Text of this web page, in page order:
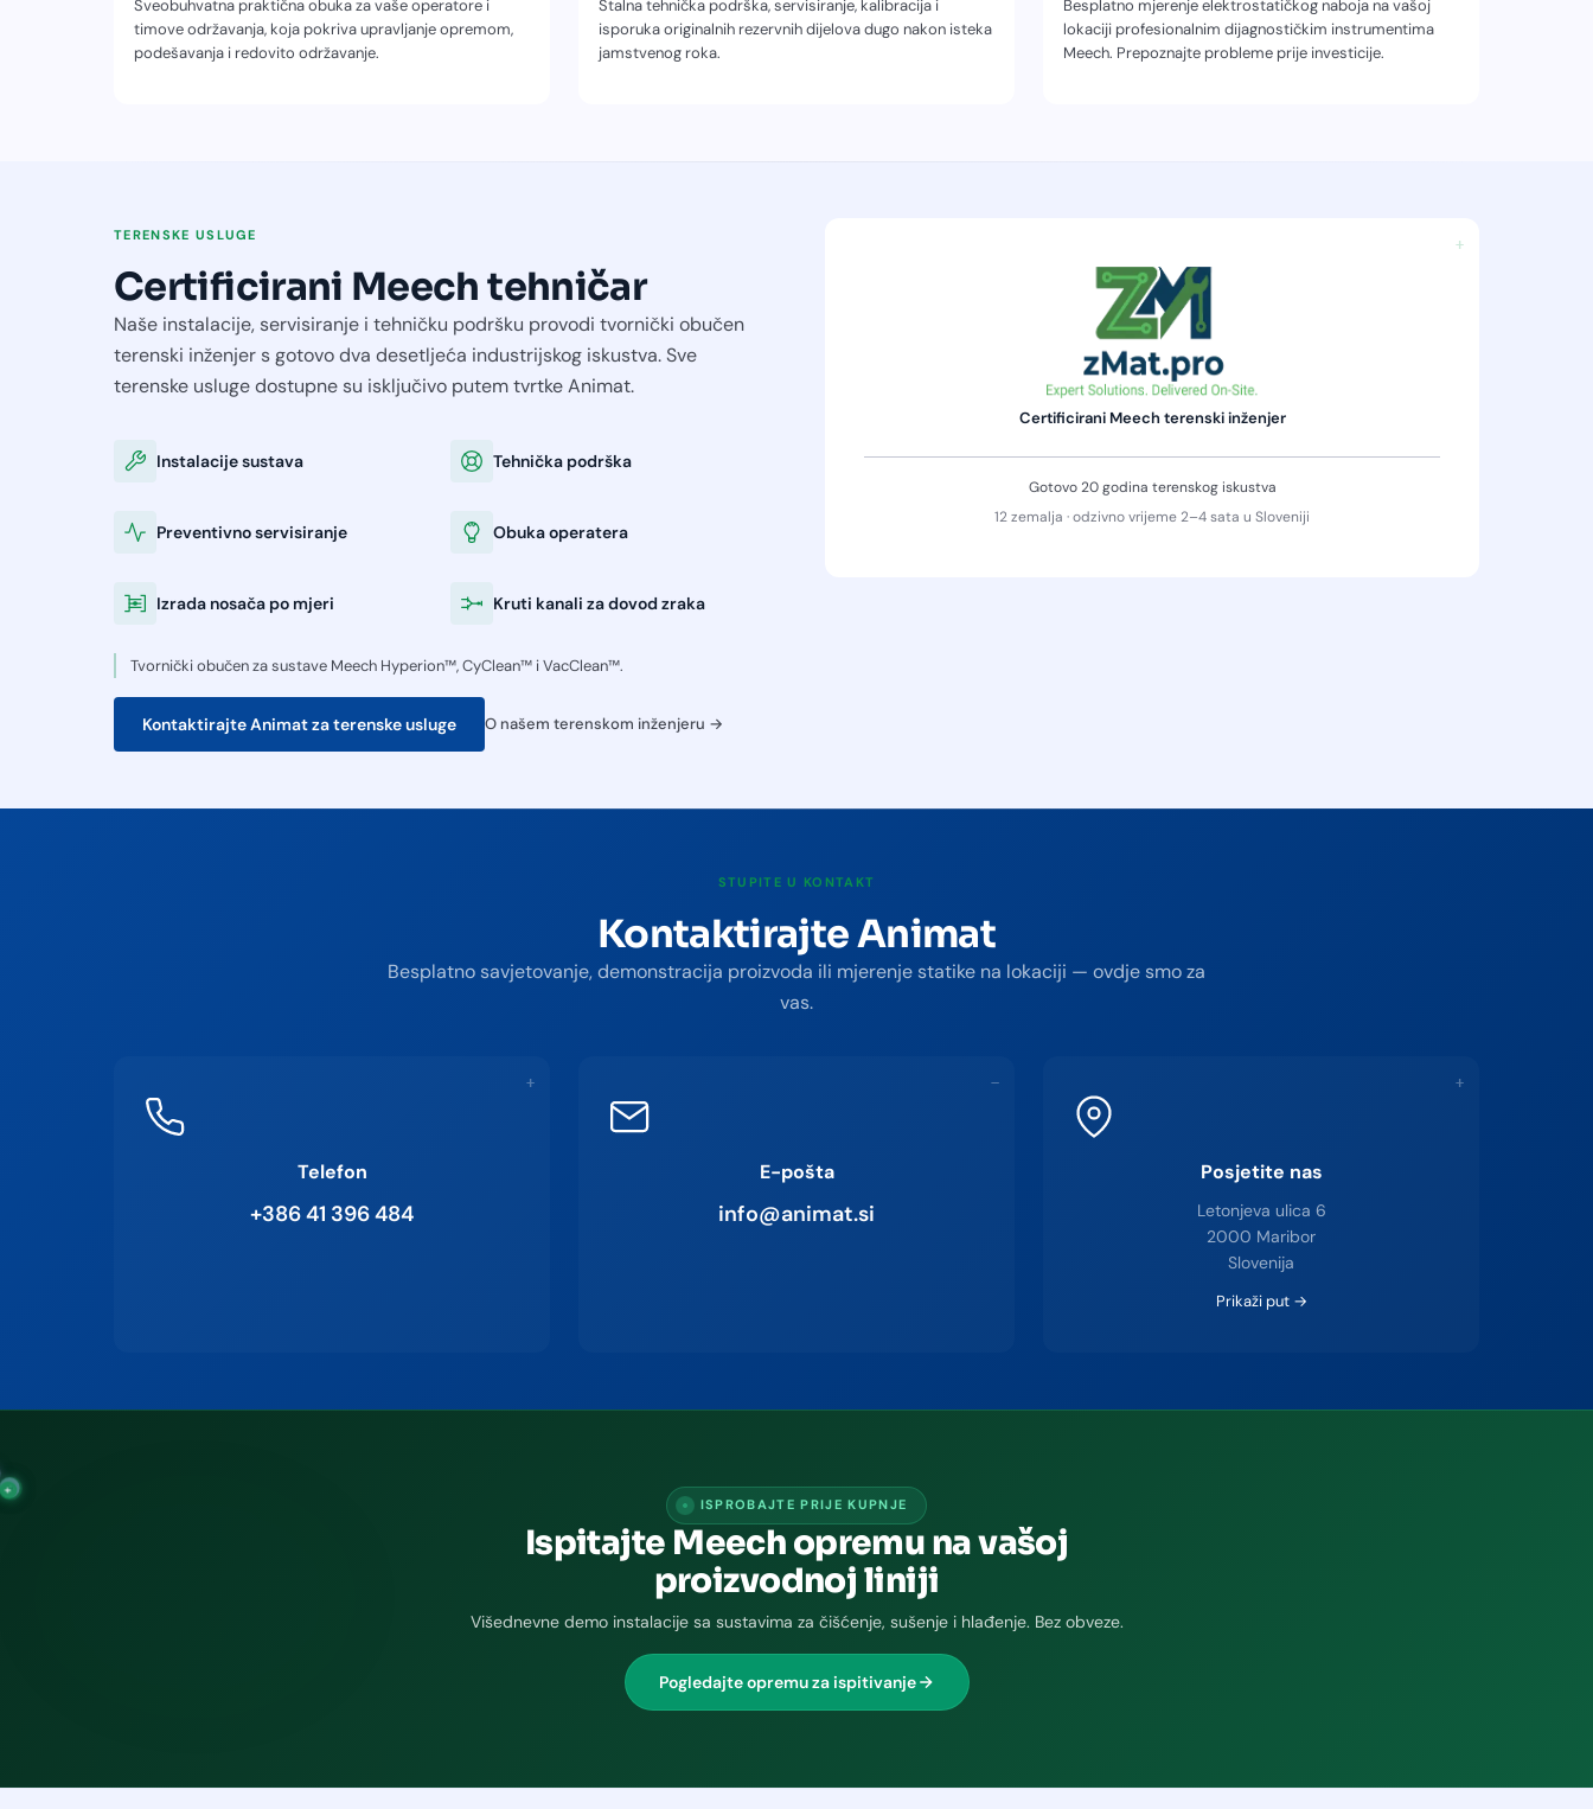
Sveobuhvatna praktična obuka za vaše operatore i
timove održavanja, koja pokriva upravljanje opremom,
podešavanja i redovito održavanje.
Stalna tehnička podrška, servisiranje, kalibracija i
isporuka originalnih rezervnih dijelova dugo nakon isteka
jamstvenog roka.
Besplatno mjerenje elektrostatičkog naboja na vašoj
lokaciji profesionalnim dijagnostičkim instrumentima
Meech. Prepoznajte probleme prije investicije.
TERENSKE USLUGE
Certificirani Meech tehničar
Naše instalacije, servisiranje i tehničku podršku provodi tvornički obučen
terenski inženjer s gotovo dva desetljeća industrijskog iskustva. Sve
terenske usluge dostupne su isključivo putem tvrtke Animat.
Instalacije sustava Tehnička podrška
Preventivno servisiranje Obuka operatera
Izrada nosača po mjeri Kruti kanali za dovod zraka
Tvornički obučen za sustave Meech Hyperion™, CyClean™ i VacClean™.
Kontaktirajte Animat za terenske usluge O našem terenskom inženjeru →
+
Certificirani Meech terenski inženjer
Gotovo 20 godina terenskog iskustva
12 zemalja · odzivno vrijeme 2–4 sata u Sloveniji
STUPITE U KONTAKT
Kontaktirajte Animat
Besplatno savjetovanje, demonstracija proizvoda ili mjerenje statike na lokaciji — ovdje smo za
vas.
+
Telefon
+386 41 396 484
−
E-pošta
info@animat.si
+
Posjetite nas
Letonjeva ulica 6
2000 Maribor
Slovenija
Prikaži put →
+
−
+
ISPROBAJTE PRIJE KUPNJE
Ispitajte Meech opremu na vašoj
proizvodnoj liniji
Višednevne demo instalacije sa sustavima za čišćenje, sušenje i hlađenje. Bez obveze.
Pogledajte opremu za ispitivanje